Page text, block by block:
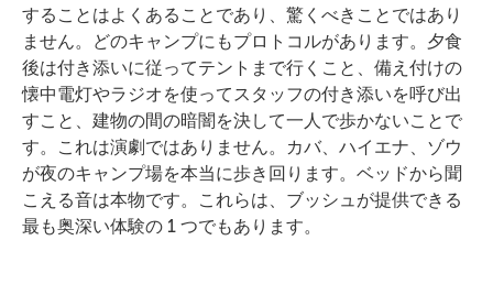
することはよくあることであり、驚くべきことではあり
ません。どのキャンプにもプロトコルがあります。夕食
後は付き添いに従ってテントまで行くこと、備え付けの
懐中電灯やラジオを使ってスタッフの付き添いを呼び出
すこと、建物の間の暗闇を決して一人で歩かないことで
す。これは演劇ではありません。カバ、ハイエナ、ゾウ
が夜のキャンプ場を本当に歩き回ります。ベッドから聞
こえる音は本物です。これらは、ブッシュが提供できる
最も奥深い体験の 1 つでもあります。